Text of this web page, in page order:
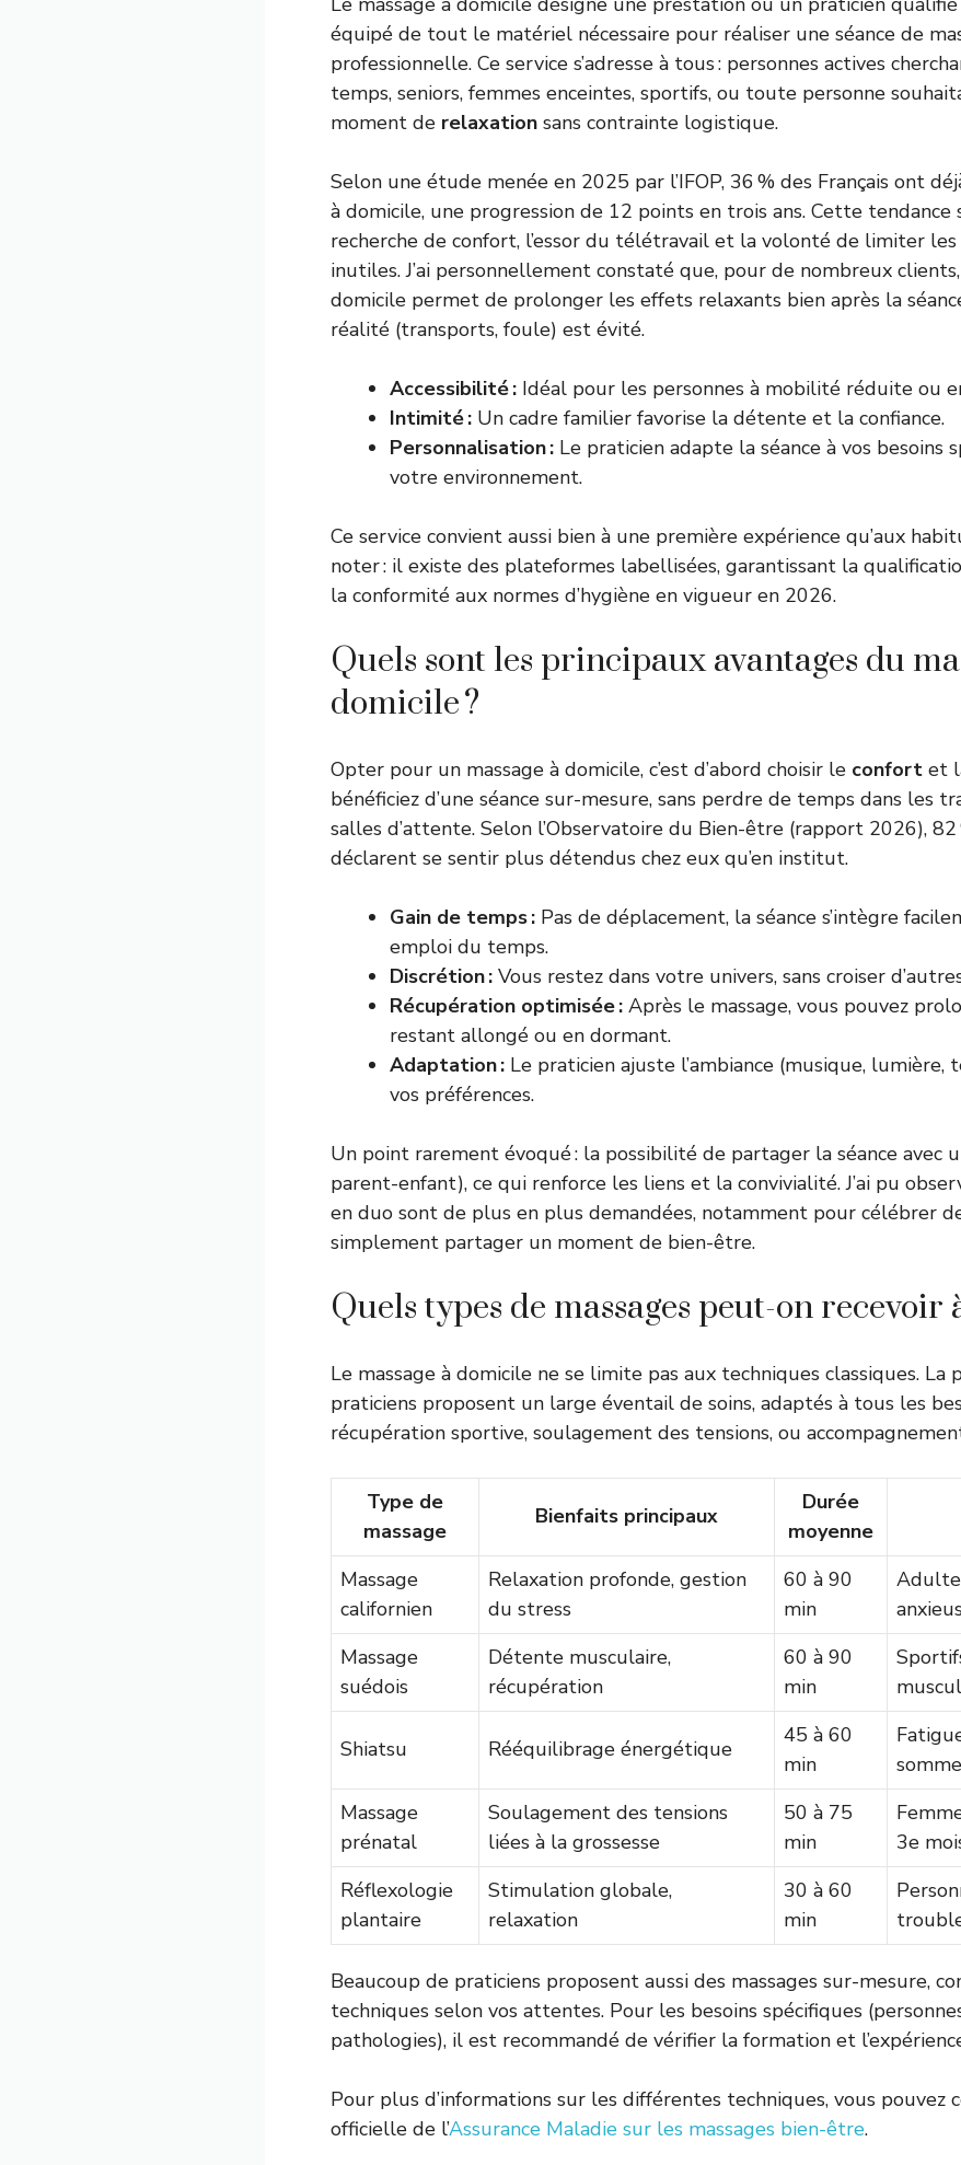
équipé de tout le matériel nécessaire pour réaliser une séance de
professionnelle. Ce service s’adresse à tous : personnes actives
temps, seniors, femmes enceintes, sportifs, ou toute personne
moment de relaxation sans contrainte logistique.
Selon une étude menée en 2025 par l’IFOP, 36 % des Français ont
à domicile, une progression de 12 points en trois ans. Cette tendance
recherche de confort, l’essor du télétravail et la volonté de limiter
inutiles. J’ai personnellement constaté que, pour de nombreux clients,
domicile permet de prolonger les effets relaxants bien après la
réalité (transports, foule) est évité.
Accessibilité : Idéal pour les personnes à mobilité réduite ou
Intimité : Un cadre familier favorise la détente et la confiance.
Personnalisation : Le praticien adapte la séance à vos besoins
votre environnement.
Ce service convient aussi bien à une première expérience qu’aux
noter : il existe des plateformes labellisées, garantissant la
la conformité aux normes d’hygiène en vigueur en 2026.
Quels sont les principaux avantages du
domicile ?
Opter pour un massage à domicile, c’est d’abord choisir le confort et
bénéficiez d’une séance sur-mesure, sans perdre de temps dans les
salles d’attente. Selon l’Observatoire du Bien-être (rapport 2026),
déclarent se sentir plus détendus chez eux qu’en institut.
Gain de temps : Pas de déplacement, la séance s’intègre
emploi du temps.
Discrétion : Vous restez dans votre univers, sans croiser
Récupération optimisée : Après le massage, vous pouvez
restant allongé ou en dormant.
Adaptation : Le praticien ajuste l’ambiance (musique,
vos préférences.
Un point rarement évoqué : la possibilité de partager la séance avec
parent-enfant), ce qui renforce les liens et la convivialité. J’ai pu
en duo sont de plus en plus demandées, notamment pour célébrer
simplement partager un moment de bien-être.
Quels types de massages peut-on recevoir
Le massage à domicile ne se limite pas aux techniques classiques. La
praticiens proposent un large éventail de soins, adaptés à tous les
récupération sportive, soulagement des tensions, ou
Type de
massage
Bienfaits principaux
Durée
moyenne
Massage
californien
Relaxation profonde, gestion
du stress
60 à 90
min
Massage
suédois
Détente musculaire,
récupération
60 à 90
min
Shiatsu Rééquilibrage énergétique
45 à 60
min
Massage
prénatal
Soulagement des tensions
liées à la grossesse
50 à 75
min
3e
Réflexologie
plantaire
Stimulation globale,
relaxation
30 à 60
min
Beaucoup de praticiens proposent aussi des massages sur-mesure,
techniques selon vos attentes. Pour les besoins spécifiques
pathologies), il est recommandé de vérifier la formation et
Pour plus d’informations sur les différentes techniques, vous pouvez
officielle de l’Assurance Maladie sur les massages bien-être.